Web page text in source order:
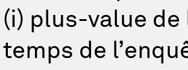
(i) plus-value de
temps de